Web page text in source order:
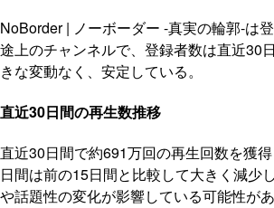
NoBorder | ノーボーダー -真実の輪郭-は
途上のチャンネルで、登録者数は直近30
きな変動なく、安定している。
直近30日間の再生数推移
直近30日間で約691万回の再生回数を獲
日間は前の15日間と比較して大きく減少
や話題性の変化が影響している可能性があ